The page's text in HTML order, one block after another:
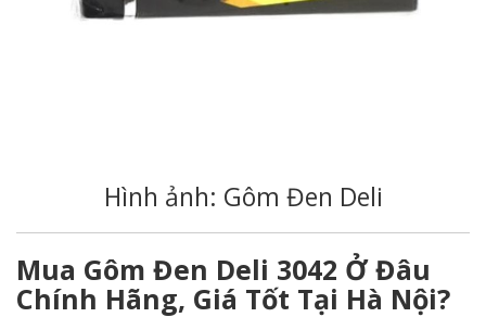
Hình ảnh: Gôm Đen Deli
Mua Gôm Đen Deli 3042 Ở Đâu
Chính Hãng, Giá Tốt Tại Hà Nội?